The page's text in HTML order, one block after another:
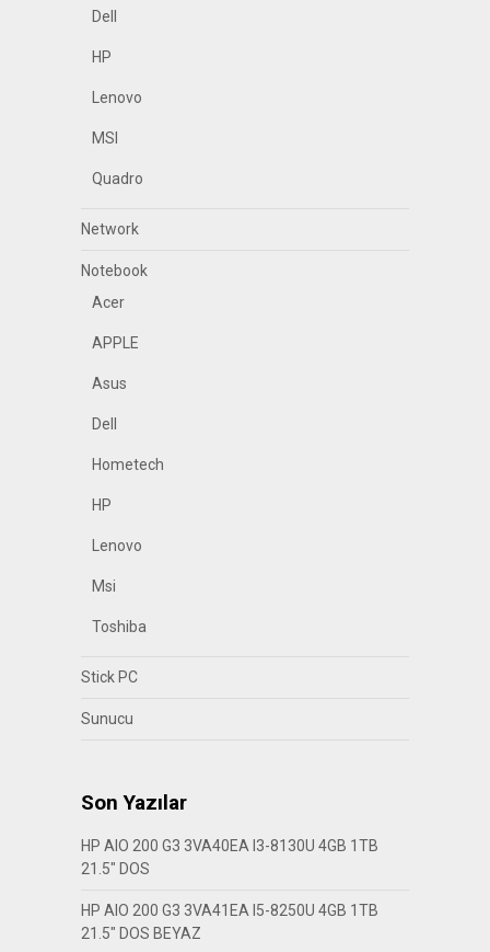
Dell
HP
Lenovo
MSI
Quadro
Network
Notebook
Acer
APPLE
Asus
Dell
Hometech
HP
Lenovo
Msi
Toshiba
Stick PC
Sunucu
Son Yazılar
HP AIO 200 G3 3VA40EA I3-8130U 4GB 1TB
21.5″ DOS
HP AIO 200 G3 3VA41EA I5-8250U 4GB 1TB
21.5″ DOS BEYAZ